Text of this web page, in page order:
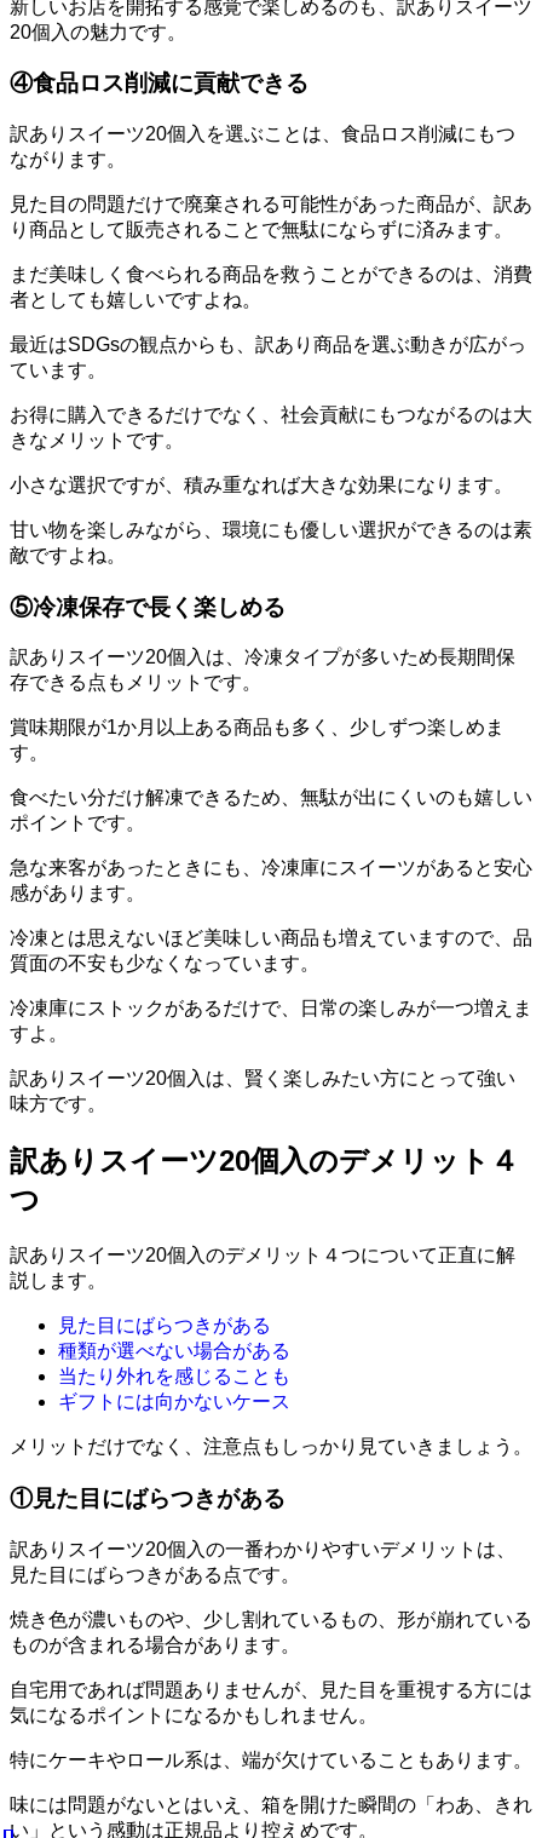
新しいお店を開拓する感覚で楽しめるのも、訳ありスイーツ
20個入の魅力です。
④食品ロス削減に貢献できる
訳ありスイーツ20個入を選ぶことは、食品ロス削減にもつ
ながります。
見た目の問題だけで廃棄される可能性があった商品が、訳あ
り商品として販売されることで無駄にならずに済みます。
まだ美味しく食べられる商品を救うことができるのは、消費
者としても嬉しいですよね。
最近はSDGsの観点からも、訳あり商品を選ぶ動きが広がっ
ています。
お得に購入できるだけでなく、社会貢献にもつながるのは大
きなメリットです。
小さな選択ですが、積み重なれば大きな効果になります。
甘い物を楽しみながら、環境にも優しい選択ができるのは素
敵ですよね。
⑤冷凍保存で長く楽しめる
訳ありスイーツ20個入は、冷凍タイプが多いため長期間保
存できる点もメリットです。
賞味期限が1か月以上ある商品も多く、少しずつ楽しめま
す。
食べたい分だけ解凍できるため、無駄が出にくいのも嬉しい
ポイントです。
急な来客があったときにも、冷凍庫にスイーツがあると安心
感があります。
冷凍とは思えないほど美味しい商品も増えていますので、品
質面の不安も少なくなっています。
冷凍庫にストックがあるだけで、日常の楽しみが一つ増えま
すよ。
訳ありスイーツ20個入は、賢く楽しみたい方にとって強い
味方です。
訳ありスイーツ20個入のデメリット４
つ
訳ありスイーツ20個入のデメリット４つについて正直に解
説します。
見た目にばらつきがある
種類が選べない場合がある
当たり外れを感じることも
ギフトには向かないケース
メリットだけでなく、注意点もしっかり見ていきましょう。
①見た目にばらつきがある
訳ありスイーツ20個入の一番わかりやすいデメリットは、
見た目にばらつきがある点です。
焼き色が濃いものや、少し割れているもの、形が崩れている
ものが含まれる場合があります。
自宅用であれば問題ありませんが、見た目を重視する方には
気になるポイントになるかもしれません。
特にケーキやロール系は、端が欠けていることもあります。
味には問題がないとはいえ、箱を開けた瞬間の「わあ、きれ
い」という感動は正規品より控えめです。